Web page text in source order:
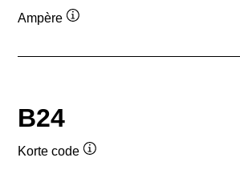
Ampère
de
B24
Korte code